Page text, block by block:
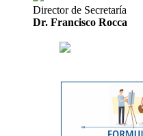
Director de Secretaría
Dr. Francisco Rocca